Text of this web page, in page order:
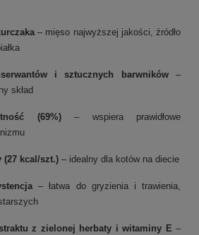
– mięso najwyższej jakości, źródło
i sztucznych barwników–
skład
(69%)– wspiera prawidłowe
(27 kcal/szt.) – idealny dla kotów na diecie
– łatwa do gryzienia i trawienia,
z zielonej herbaty i witaminy E –